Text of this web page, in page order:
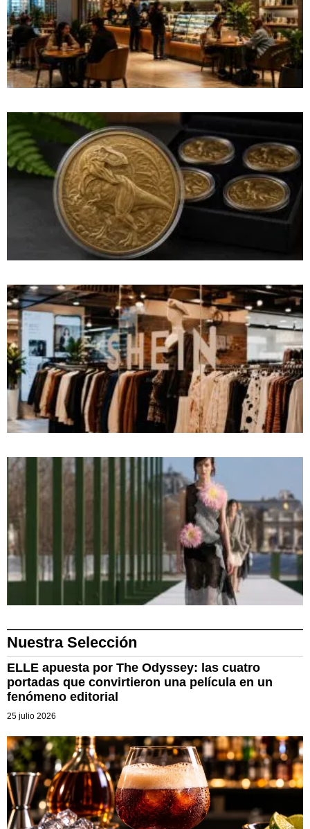
Nuestra Selección
ELLE apuesta por The Odyssey: las cuatro
portadas que convirtieron una película en un
fenómeno editorial
25 julio 2026